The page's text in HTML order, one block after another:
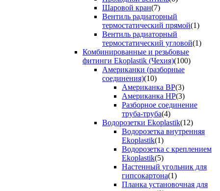
Шаровой кран(7)
Вентиль радиаторный
термостатический прямой(1)
Вентиль радиаторный
термостатический угловой(1)
Комбинированные и резьбовые
фитинги Ekoplastik (Чехия)(100)
Американки (разборные
соединения)(10)
Американка ВР(3)
Американка НР(3)
Разборное соединение
труба-труба(4)
Водорозетки Ekoplastik(12)
Водорозетка внутренняя
Ekoplastik(1)
Водорозетка с креплением
Ekoplastik(5)
Настенный угольник для
гипсокартона(1)
Планка установочная для